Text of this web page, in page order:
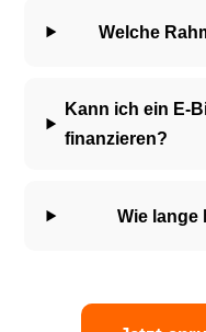
Welche
Kann ich ein E-
finanzieren?
Wie lange